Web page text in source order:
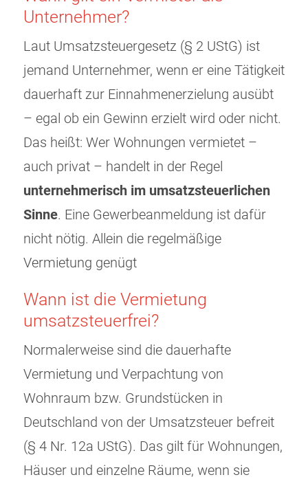
Unternehmer?
Laut Umsatzsteuergesetz (§ 2 UStG) ist
jemand Unternehmer, wenn er eine Tätigkeit
dauerhaft zur Einnahmenerzielung ausübt
– egal ob ein Gewinn erzielt wird oder nicht.
Das heißt: Wer Wohnungen vermietet –
auch privat – handelt in der Regel
unternehmerisch im umsatzsteuerlichen
Sinne. Eine Gewerbeanmeldung ist dafür
nicht nötig. Allein die regelmäßige
Vermietung genügt
Wann ist die Vermietung
umsatzsteuerfrei?
Normalerweise sind die dauerhafte
Vermietung und Verpachtung von
Wohnraum bzw. Grundstücken in
Deutschland von der Umsatzsteuer befreit
(§ 4 Nr. 12a UStG). Das gilt für Wohnungen,
Häuser und einzelne Räume, wenn sie